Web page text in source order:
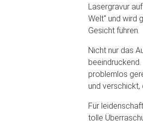
Lasergravur
Welt" und wird
Gesicht führen.
Nicht nur das
problemlos
und
Für
tolle